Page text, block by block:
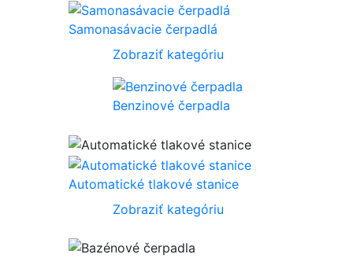
Samonasávacie čerpadlá
Zobraziť kategóriu
Benzinové čerpadla
Automatické tlakové stanice
Zobraziť kategóriu